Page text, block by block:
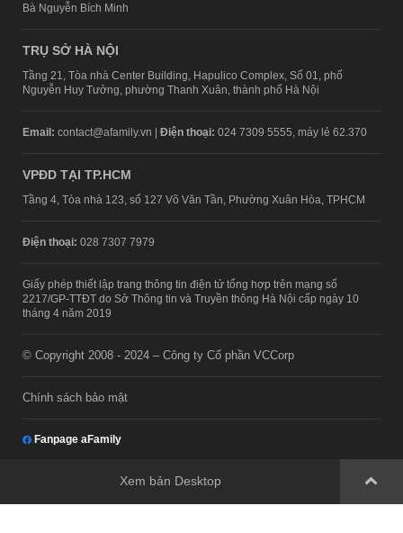
Bà Nguyễn Bích Minh
TRỤ SỞ HÀ NỘI
Tầng 21, Tòa nhà Center Building, Hapulico Complex, Số 01, phố
Nguyễn Huy Tưởng, phường Thanh Xuân, thành phố Hà Nội
Email: contact@afamily.vn | Điện thoại: 024 7309 5555, máy lẻ 62.370
VPĐD TẠI TP.HCM
Tầng 4, Tòa nhà 123, số 127 Võ Văn Tần, Phường Xuân Hòa, TPHCM
Điện thoại: 028 7307 7979
Giấy phép thiết lập trang thông tin điện tử tổng hợp trên mạng số
2217/GP-TTĐT do Sở Thông tin và Truyền thông Hà Nội cấp ngày 10
tháng 4 năm 2019
© Copyright 2008 - 2024 – Công ty Cổ phần VCCorp
Chính sách bảo mật
Fanpage aFamily
Xem bản Desktop